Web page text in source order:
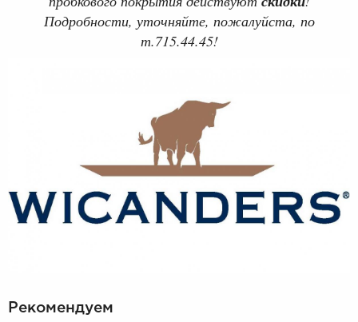
Подробности, уточняйте, пожалуйста, по
т.715.44.45!
Рекомендуем